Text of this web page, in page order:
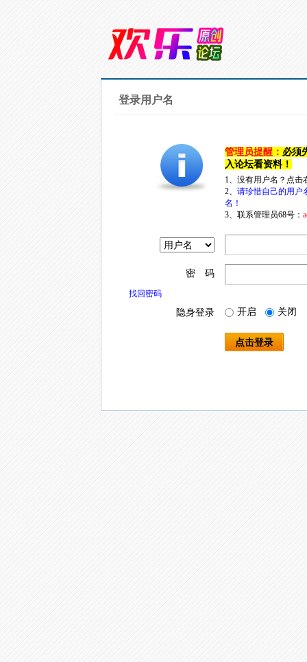
登录用户名
管理员提醒： 必须
入论坛看资料！
1、没有用户名？点
2、 请珍惜自己的用户
名！
3、联系管理员68号：
密 码
找回密码
隐身登录 开启 关闭
点击登录